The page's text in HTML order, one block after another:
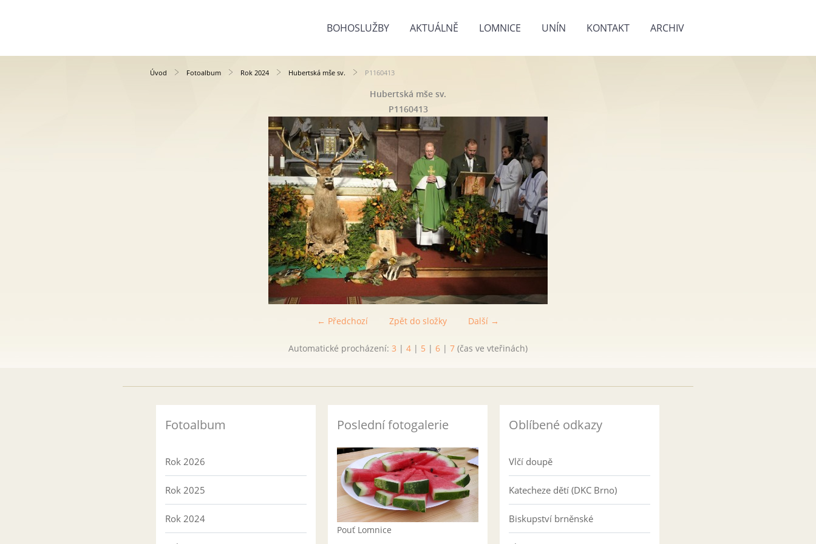
BOHOSLUŽBY AKTUÁLNĚ LOMNICE UNÍN KONTAKT ARCHIV
Úvod Fotoalbum Rok 2024 Hubertská mše sv. P1160413
Hubertská mše sv.
P1160413
← Předchozí Další →
Zpět do složky
Automatické procházení: 3 | 4 | 5 | 6 | 7 (čas ve vteřinách)
Fotoalbum
Rok 2026
Rok 2025
Rok 2024
Poslední fotogalerie
Pouť Lomnice
Oblíbené odkazy
Vlčí doupě
Katecheze dětí (DKC Brno)
Biskupství brněnské